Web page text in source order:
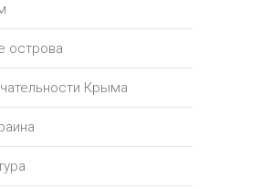
острова
Крыма